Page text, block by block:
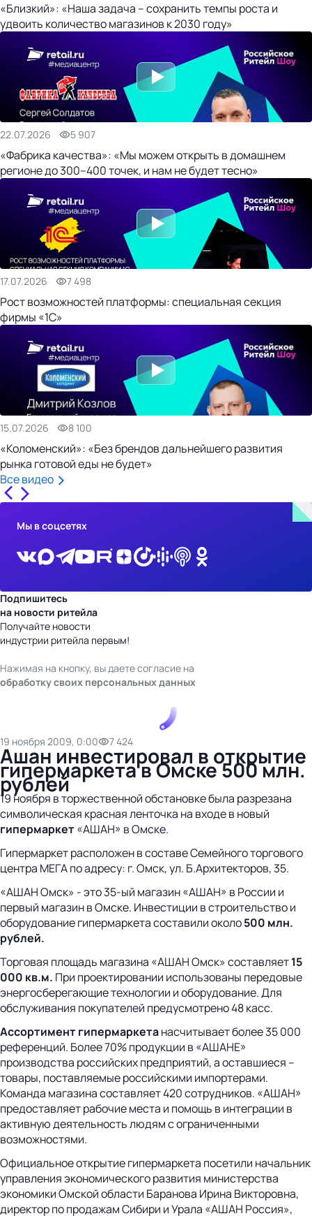
«Близкий»: «Наша задача – сохранить темпы роста и
удвоить количество магазинов к 2030 году»
22.07.2026 5 907
«Фабрика качества»: «Мы можем открыть в домашнем
регионе до 300–400 точек, и нам не будет тесно»
17.07.2026 7 498
Рост возможностей платформы: специальная секция
фирмы «1С»
15.07.2026 8 100
«Коломенский»: «Без брендов дальнейшего развития
рынка готовой еды не будет»
Все видео
Мы в соцсетях
Подпишитесь
на новости ритейла
Получайте новости
индустрии ритейла первым!
Нажимая на кнопку, вы даете согласие на
обработку своих персональных данных
19 ноября 2009, 0:00 7 424
Ашан инвестировал в открытие
гипермаркета в Омске 500 млн.
рублей
19 ноября в торжественной обстановке была разрезана
символическая красная ленточка на входе в новый
гипермаркет«АШАН» в Омске.
Гипермаркет расположен в составе Семейного торгового
центра МЕГА по адресу: г. Омск, ул. Б.Архитекторов, 35.
«АШАН Омск» - это 35-ый магазин «АШАН» в России и
первый магазин в Омске. Инвестиции в строительство и
оборудование гипермаркета составили около500 млн.
рублей.
Торговая площадь магазина «АШАН Омск» составляет15
000 кв.м. При проектировании использованы передовые
энергосберегающие технологии и оборудование. Для
обслуживания покупателей предусмотрено 48 касс.
Ассортимент гипермаркетанасчитывает более 35 000
референций. Более 70% продукции в «АШАНЕ»
производства российских предприятий, а оставшиеся –
товары, поставляемые российскими импортерами.
Команда магазина составляет 420 сотрудников. «АШАН»
предоставляет рабочие места и помощь в интеграции в
активную деятельность людям с ограниченными
возможностями.
Официальное открытие гипермаркета посетили начальник
управления экономического развития министерства
экономики Омской области Баранова Ирина Викторовна,
директор по продажам Сибири и Урала «АШАН Россия»,